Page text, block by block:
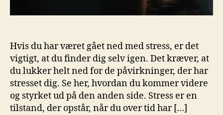
Hvis du har været gået ned med stress, er det
vigtigt, at du finder dig selv igen. Det kræver, at
du lukker helt ned for de påvirkninger, der har
stresset dig. Se her, hvordan du kommer videre
og styrket ud på den anden side. Stress er en
tilstand, der opstår, når du over tid har […]